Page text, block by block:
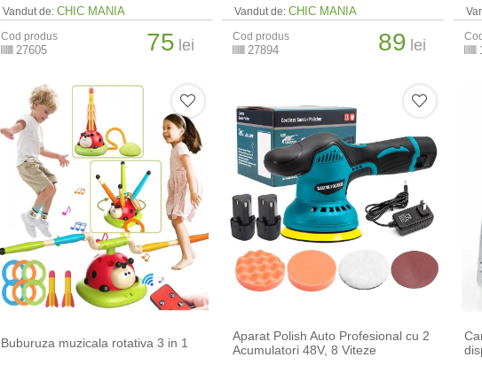
Vandut de: CHIC MANIA
Cod produs
27605 75 lei
Vandut de: CHIC MANIA
Cod produs
27894 89 lei
Buburuza muzicala rotativa 3 in 1
Aparat Polish Auto Profesional cu 2
Acumulatori 48V, 8 Viteze